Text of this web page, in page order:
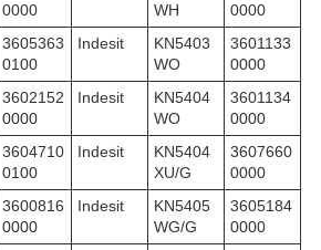
0000
WH
0000
3605363
0100
Indesit
KN5403
WO
3601133
0000
3602152
0000
Indesit
KN5404
WO
3601134
0000
3604710
0100
Indesit
KN5404
XU/G
3607660
0000
3600816
0000
Indesit
KN5405
WG/G
3605184
0000